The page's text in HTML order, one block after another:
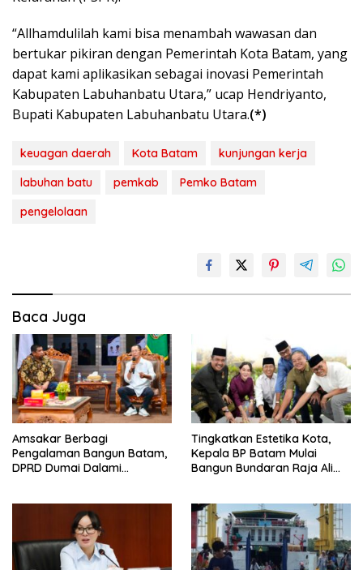
“Allhamdulilah kami bisa menambah wawasan dan
bertukar pikiran dengan Pemerintah Kota Batam, yang
dapat kami aplikasikan sebagai inovasi Pemerintah
Kabupaten Labuhanbatu Utara,” ucap Hendriyanto,
Bupati Kabupaten Labuhanbatu Utara.(*)
keuagan daerah Kota Batam
kunjungan kerja
labuhan batu
pemkab
Pemko Batam
pengelolaan
Baca Juga
Amsakar Berbagi
Pengalaman Bangun Batam,
DPRD Dumai Dalami
Tingkatkan Estetika Kota,
Kepala BP Batam Mulai
Bangun Bundaran Raja Ali